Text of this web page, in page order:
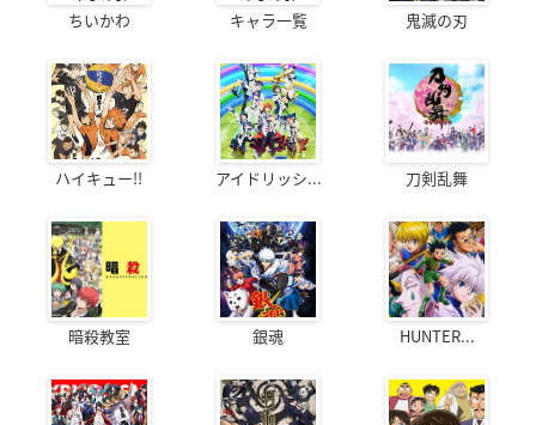
ちいかわ キャラ一覧 鬼滅の刃
ハイキュー!! アイドリッシ... 刀剣乱舞
暗殺教室 銀魂 HUNTER...